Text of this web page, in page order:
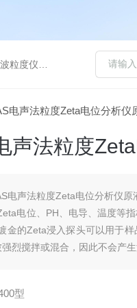
电位分析仪
电声法粒度Zeta电位分析仪
声法粒度
电声法粒度Zeta电位分析仪原
电位、PH、电导、温度等
金的Zeta浸入探头可以用于
烈搅拌或混合，因此不会产生
型